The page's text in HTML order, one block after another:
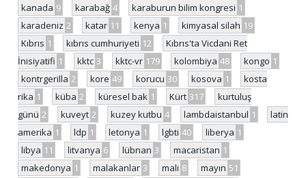
kanada 9 karabağ 4 karaburun bilim kongresi 1
karadeniz 2 katar 11 kenya 1 kimyasal silah 19
Kıbrıs 1 kıbrıs cumhuriyeti 12
Kıbrıs'ta Vicdani Ret
İnisiyatifi 1 kktc 3 kktc-vr 179 kolombiya 48 kongo 1
kontrgerilla 2 kore 49 korucu 30 kosova 1
kosta
rika 1 küba 2 küresel bak 1 Kürt 317
kurtuluş
günü 2 kuveyt 2 kuzey kutbu 4 lambdaistanbul 1
latin
amerika 1 ldp 1 letonya 1 lgbti 40 liberya 1
libya 11 litvanya 6 lübnan 3 macaristan 1
makedonya 1 malakanlar 3 mali 8 mayın 51